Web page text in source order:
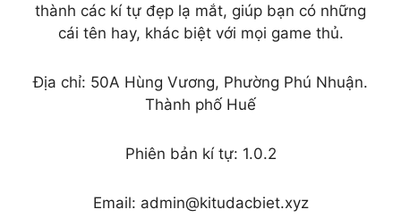
thành các kí tự đẹp lạ mắt, giúp bạn có những
cái tên hay, khác biệt với mọi game thủ.
Địa chỉ: 50A Hùng Vương, Phường Phú Nhuận.
Thành phố Huế
Phiên bản kí tự: 1.0.2
Email: admin@kitudacbiet.xyz